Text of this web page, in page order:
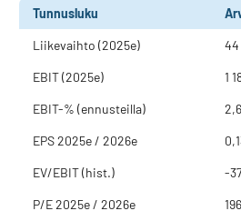
Tunnusluku
Liikevaihto (2025e) 44
EBIT (2025e) 1
EBIT-% (ennusteilla)
EPS 2025e / 2026e
EV/EBIT (hist.) -
P/E 2025e / 2026e